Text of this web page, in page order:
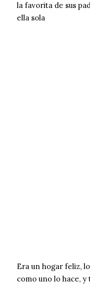
la favorita de sus
ella sola
Era un hogar feliz,
como uno lo hace,